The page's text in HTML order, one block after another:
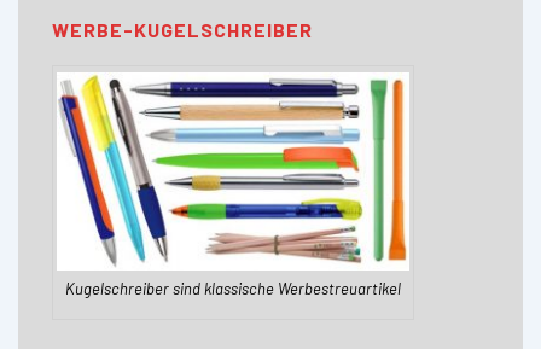
WERBE-KUGELSCHREIBER
Kugelschreiber sind klassische Werbestreuartikel